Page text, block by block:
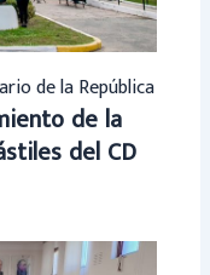
de la República
de la
del CD